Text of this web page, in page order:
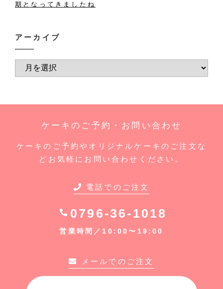
期となってきましたね
アーカイブ
ケーキのご予約・お問い合わせ
ケーキのご予約やオリジナルケーキのご注文な
どお気軽にお問い合わせください。
電話でのご注文
0796-36-1018
営業時間／10:00〜19:00
メールでのご注文